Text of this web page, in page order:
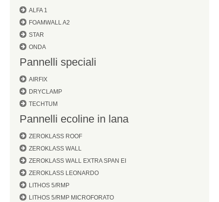
ALFA 1
FOAMWALL A2
STAR
ONDA
Pannelli speciali
AIRFIX
DRYCLAMP
TECHTUM
Pannelli ecoline in lana
ZEROKLASS ROOF
ZEROKLASS WALL
ZEROKLASS WALL EXTRA SPAN EI
ZEROKLASS LEONARDO
LITHOS 5/RMP
LITHOS 5/RMP MICROFORATO